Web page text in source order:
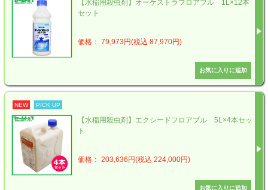
【水稲用殺虫剤】オーケストラフロアブル 1L×12本
セット
価格： 79,973円(税込 87,970円)
NEW PICK UP
【水稲用殺虫剤】エクシードフロアブル 5L×4本セッ
ト
価格： 203,636円(税込 224,000円)